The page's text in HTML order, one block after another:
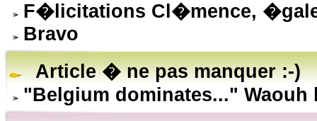
F�licitations Cl�mence,
Bravo
Article � ne pas manquer :-)
"Belgium dominates..." Waouh